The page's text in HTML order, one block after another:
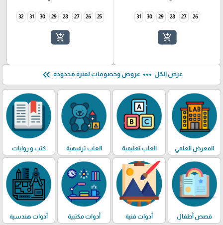
26
27
28
29
30
31
add_shopping_cart
25
26
27
28
29
30
31
32
add_shopping_cart
عرض الكل more_horiz عروض وخصومات لفترة محدودة keyboard_double_arrow_left
المعرض العلمي العاب تعليمية العاب ترفيهية كتب و روايات
قصص أطفال أدوات فنية أدوات مكتبية أدوات هندسية